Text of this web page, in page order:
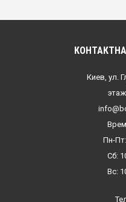
Киев, ул.
Пн-
Сб:
Вс: